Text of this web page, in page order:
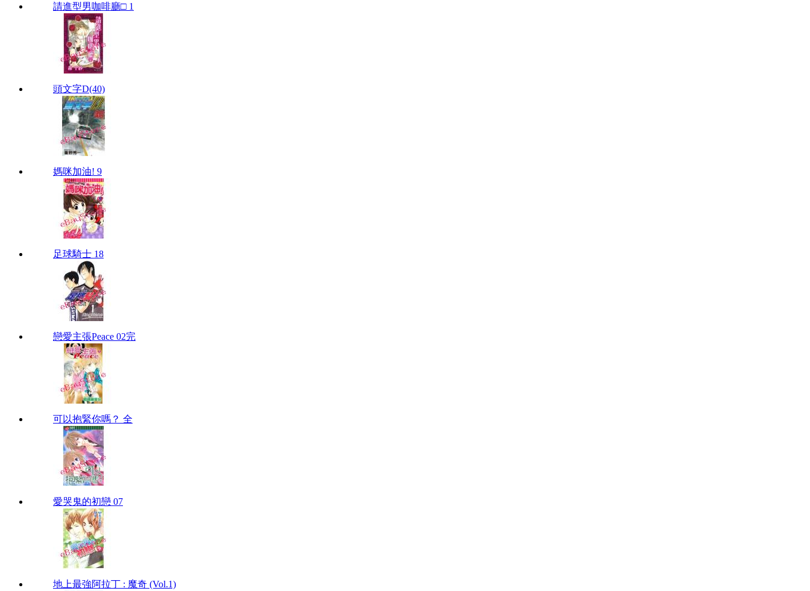
請進型男咖啡廳□ 1
頭文字D(40)
媽咪加油! 9
足球騎士 18
戀愛主張Peace 02完
可以抱緊你嗎？ 全
愛哭鬼的初戀 07
地上最強阿拉丁 : 魔奇 (Vol.1)